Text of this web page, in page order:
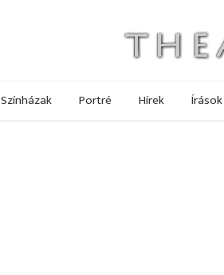
Színházak Portré Hírek Írások